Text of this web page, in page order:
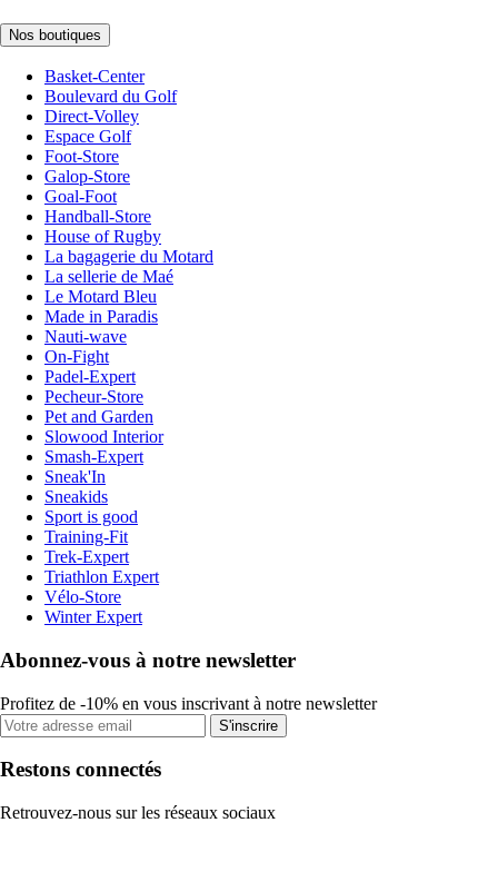
Nos boutiques
Basket-Center
Boulevard du Golf
Direct-Volley
Espace Golf
Foot-Store
Galop-Store
Goal-Foot
Handball-Store
House of Rugby
La bagagerie du Motard
La sellerie de Maé
Le Motard Bleu
Made in Paradis
Nauti-wave
On-Fight
Padel-Expert
Pecheur-Store
Pet and Garden
Slowood Interior
Smash-Expert
Sneak'In
Sneakids
Sport is good
Training-Fit
Trek-Expert
Triathlon Expert
Vélo-Store
Winter Expert
Abonnez-vous à notre newsletter
Profitez de -10% en vous inscrivant à notre newsletter
S'inscrire
Restons connectés
Retrouvez-nous sur les réseaux sociaux